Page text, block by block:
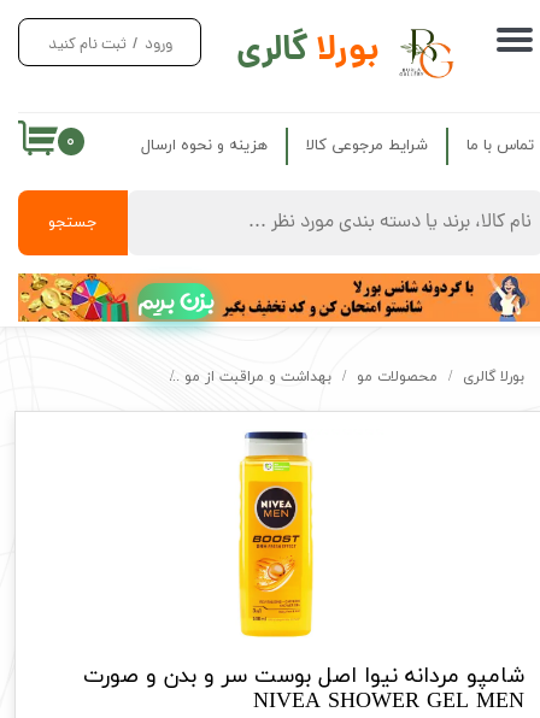
بورلاگالری
جستجو
ورود / ثبت نام کنید
حساب کاربری من
سفارشات
خروج از حساب کاربری
۰ تماس با ما شرایط مرجوعی کالا هزینه و نحوه ارسال
بزن بریم
بورلا گالری محصولات مو بهداشت و مراقبت از مو
شامپو مردانه نیوا اصل بوست سر و بدن و صورت
NIVEA SHOWER GEL MEN